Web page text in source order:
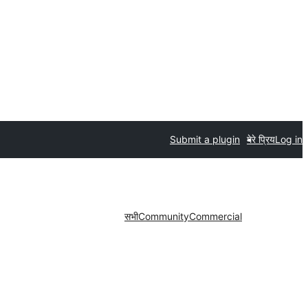
Submit a plugin मेरे प्रियLog in
सभीCommunityCommercial